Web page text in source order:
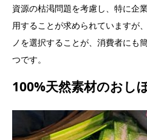
資源の枯渇問題を考慮し、特に企
用することが求められていますが
ノを選択することが、消費者にも
つです。
100%天然素材のおし